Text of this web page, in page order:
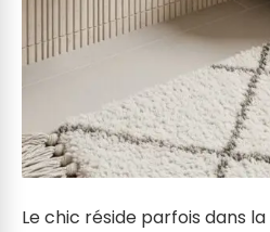
Le chic réside parfois dans